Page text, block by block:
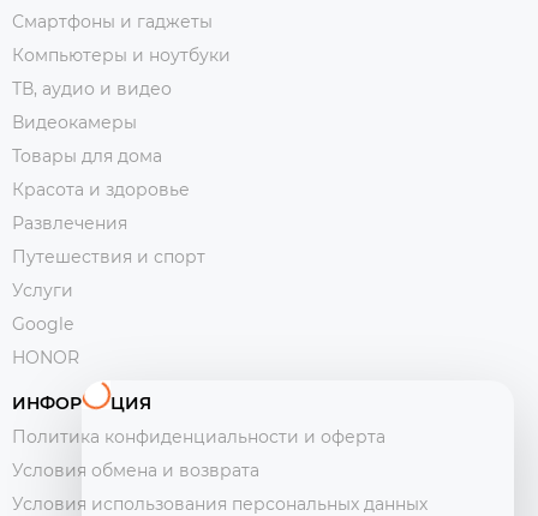
Смартфоны и гаджеты
Компьютеры и ноутбуки
ТВ, аудио и видео
Видеокамеры
Товары для дома
Красота и здоровье
Развлечения
Путешествия и спорт
Услуги
Google
HONOR
ИНФОРМАЦИЯ
Политика конфиденциальности и оферта
Условия обмена и возврата
Условия использования персональных данных